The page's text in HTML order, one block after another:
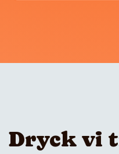
Dryck vi